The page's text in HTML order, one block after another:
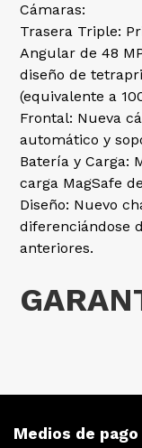
Cámaras:
Trasera Triple:
Angular de 48
diseño de
(equivalente a
Frontal: Nueva
automático y
Batería y Carga:
carga MagSafe
Diseño: Nuevo
diferenciándose
anteriores.
Medios de pago